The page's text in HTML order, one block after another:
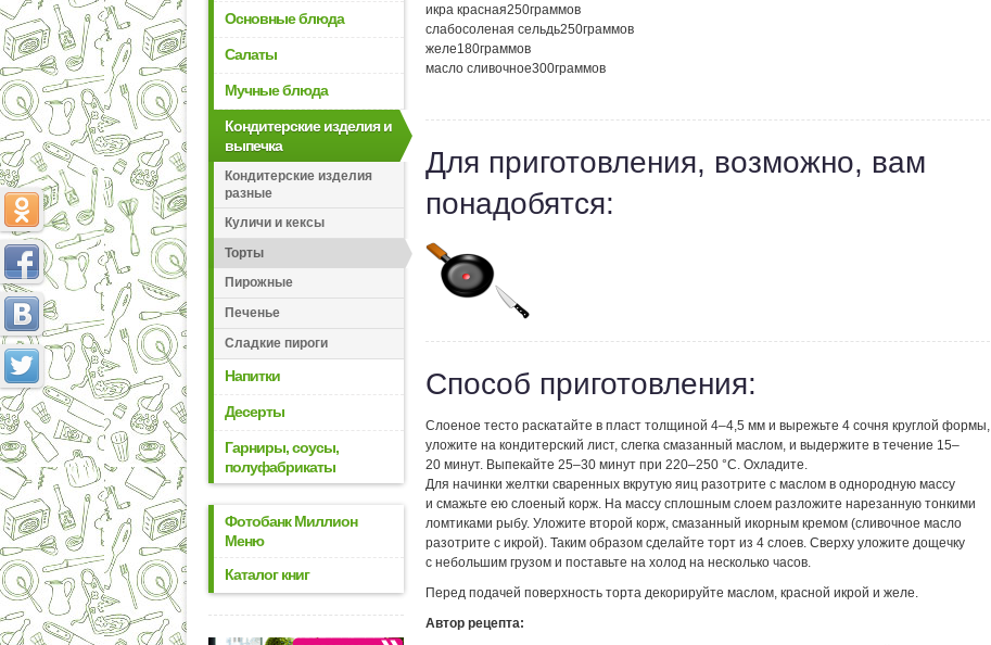
Основные блюда
Салаты
Мучные блюда
Кондитерские изделия и
выпечка
Кондитерские изделия
разные
Куличи и кексы
Торты
Пирожные
Печенье
Сладкие пироги
Напитки
Десерты
Гарниры, соусы,
полуфабрикаты
Фотобанк Миллион
Меню
Каталог книг
икра красная250граммов
слабосоленая сельдь250граммов
желе180граммов
масло сливочное300граммов
Для приготовления, возможно, вам
понадобятся:
Способ приготовления:
Слоеное тесто раскатайте в пласт толщиной 4–4,5 мм и вырежьте 4 сочня круглой формы,
уложите на кондитерский лист, слегка смазанный маслом, и выдержите в течение 15–
20 минут. Выпекайте 25–30 минут при 220–250 °С. Охладите.
Для начинки желтки сваренных вкрутую яиц разотрите с маслом в однородную массу
и смажьте ею слоеный корж. На массу сплошным слоем разложите нарезанную тонкими
ломтиками рыбу. Уложите второй корж, смазанный икорным кремом (сливочное масло
разотрите с икрой). Таким образом сделайте торт из 4 слоев. Сверху уложите дощечку
с небольшим грузом и поставьте на холод на несколько часов.
Перед подачей поверхность торта декорируйте маслом, красной икрой и желе.
Автор рецепта: